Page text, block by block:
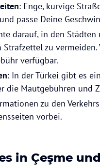
: Enge, kurvige
passe Deine
darauf, in den
Strafzettel zu
verfügbar.
: In der Türkei gibt es
die Mautgebühren und
zu den
vorbei.
in Çeşme